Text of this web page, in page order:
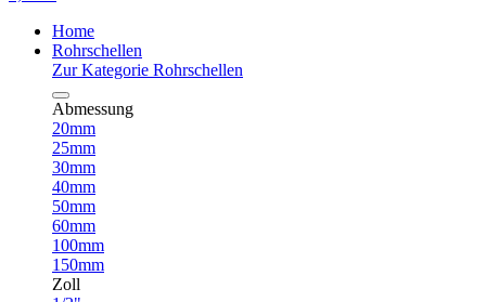
Home
Rohrschellen
Zur Kategorie Rohrschellen
Abmessung
20mm
25mm
30mm
40mm
50mm
60mm
100mm
150mm
Zoll